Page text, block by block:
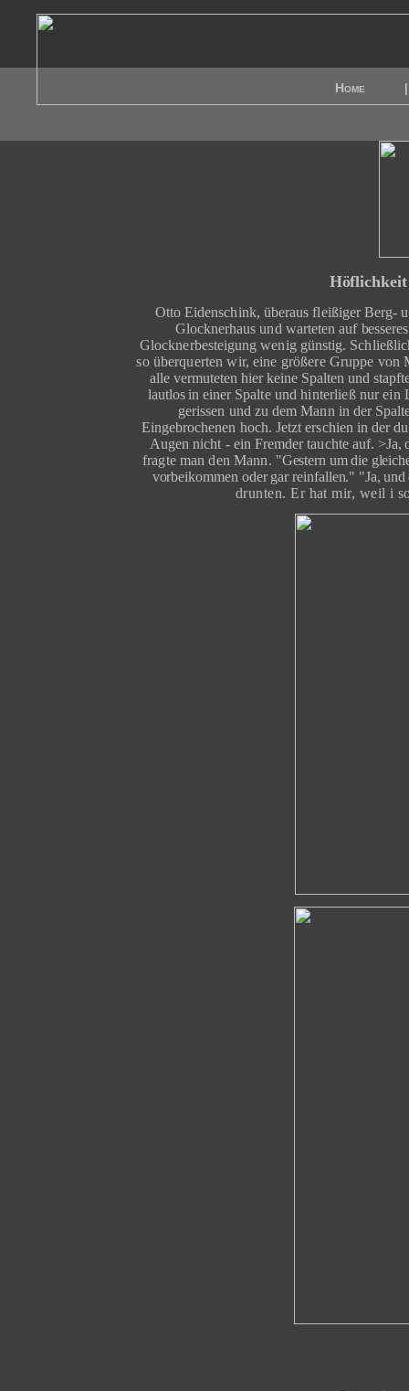
Home
Höflichkeit
Otto Eidenschink, überaus fleißiger Berg-
Glocknerhaus und warteten auf
Glocknerbesteigung wenig günstig.
so überquerten wir, eine größe­re Gruppe
alle vermuteten hier keine Spalten und
lautlos in einer Spalte und hinterließ nur
gerissen und zu dem Mann in der
Eingebrochenen hoch. Jetzt erschien in der
Augen nicht - ein Fremder tauchte auf. >Ja,
fragte man den Mann. "Gestern um die
vorbeikommen oder gar reinfallen." "Ja,
drunten. Er hat mir, weil i